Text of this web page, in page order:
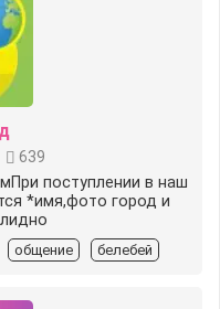
639
поступлении в наш
*имя,фото город и
общение белебей